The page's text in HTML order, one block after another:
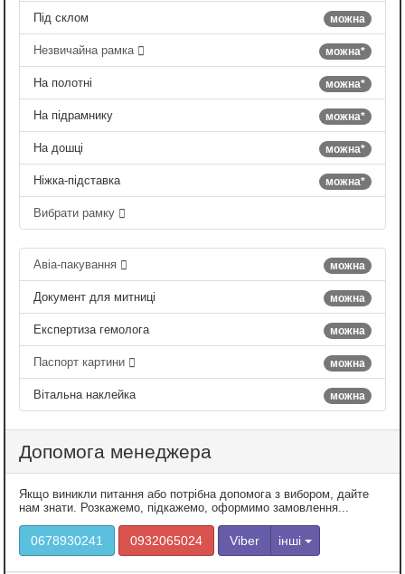
можна
Під склом
можна*
Незвичайна рамка
можна*
На полотні
можна*
На підрамнику
можна*
На дошці
можна*
Ніжка-підставка
Вибрати рамку
можна
Авіа-пакування
можна
Документ для митниці
можна
Експертиза гемолога
можна
Паспорт картини
можна
Вітальна наклейка
Допомога менеджера
Якщо виникли питання або потрібна допомога з вибором, дайте
нам знати. Розкажемо, підкажемо, оформимо замовлення...
0678930241 0932065024 Viber інші